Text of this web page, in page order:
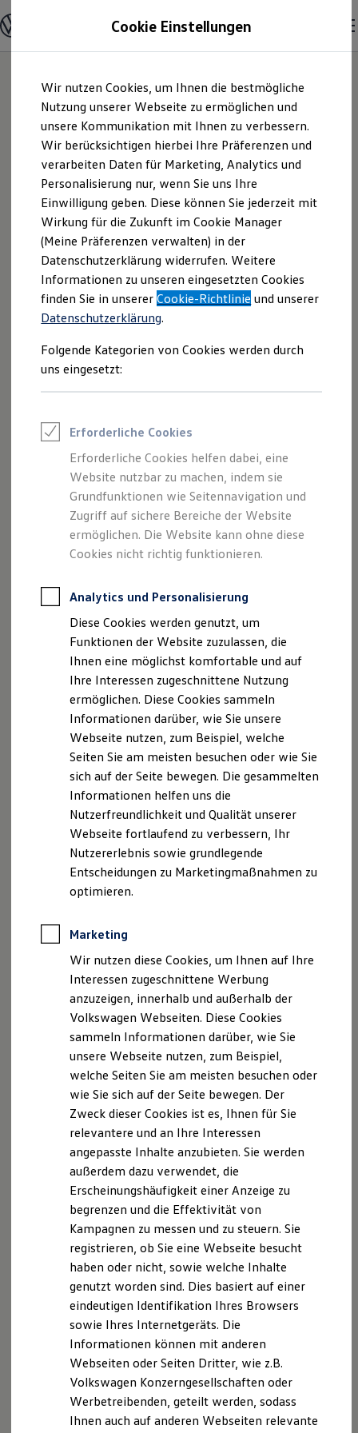
Hauptinhalt
springen
Footer
springen
Modelle & Konfigurator
Nutzfahrzeugkategorien entdecken
Modelle konfigurieren
Vorgängermodelle und Oldtimer
Vorgängermodelle
Oldtimer
Bulli Historie
Branchenlösungen & Gewerbekunden
Umbaulösungen und Hersteller finden
Auf- und Umbauten entdecken & konfigurieren
Groß- und Sonderkunden
Großkunden
Kommunen & Behörden
Journalisten
Sportvereine
Branchenlösungen
Bau & Handwerk
Gewerbliche Personenbeförderung
Service & mobile Werkstätten
Kurier, Logistik & Handel
Kühlfahrzeuge
Feuerwehr
ONE Business ID Vorteile
Fahrzeuge online kaufen
Digitaler Marktplatz
Kauf & Finanzierung
Online-Fahrzeugbewertung
Aktionen & Angebote
E-Auto-Förderung
Für Privatkunden
Für Gewerbekunden
Profi Paket
ProfiPartner für Gebrauchtwagen
Finanzierung
Für Privatkunden
Für Gewerbekunden
Leasing
Für Privatkunden
Für Gewerbekunden
Versicherungen & Garantien
Garantien
Kfz-Versicherung für Nutzfahrzeuge
Restschuldversicherung
Wartungsverträge
Besitzer & Service
Reparatur & Service
Sommer-Special
Reparatur, Pflege & Inspektion
Servicetermin anfragen
Service-Vorteile bei Volkswagen Nutzfahrzeuge
ServicePlus
Economy Service
Räder & Reifen Service
Notdienst und Pannenhilfe
Software, Konnektivität & Apps
California App
VW Connect für Ihren ID. Buzz
VW Connect für Ihren Transporter/Caravelle
VW Connect für Ihren Amarok
VW Connect für andere Modelle
Connect Pro
Fleet Interface Data
Multistop Pathfinder
Übersicht Software Updates
Digitales Bordbuch
Fahrerassistenz- und Sicherheitssysteme
Kontrollleuchten
Batterieverordnung
XTL-Dieselkraftstoff
Ersatzteile und Betriebsflüssigkeiten
Original Zubehör und Lifestyle Produkte
myVolkswagen
myVolkswagen Business
Elektrisch & Autonom
Elektro - & Hybridfahrzeuge
Unser Ansatz
Klimafreundlicher Strom
Reichweite & Ladelösungen
Reichweitensimulator
Ladezeitensimulator
Ladelösungen für Privatkunden
Ladelösungen für Gewerbekunden
Bidirektionales Laden
Förderung & Kosten der Elektrofahrzeuge
Fördermöglichkeiten für Privatkunden
Autohaus Hesse
GmbH & Co. KG |
Impressum &
Rechtliches
Hier finden Sie Informationen über die
Autohaus Hesse GmbH & Co. KG als
verantwortliche Anbieterin von Inhalten
und Angeboten, die auf dieser Webseite
Impressum
Datenschutzerklärung
Impressum
Autohaus Hesse GmbH u. Co. KG
Bremer Straße 40
27367 Sottrum
Telefonnummer: 04264/83100
Faxnummer: 04264/831040
E-Mail:info@autohaus-hesse.de
Umsatzst.-ID-Nr.: DE 812 710 700
Registergericht: Amtsgericht Walsrode, HRA 61865
Geschäftsführer: Rieke Hesse, Marc Hesse
Hinweis gemäß § 36
Verbraucherstreitbeilegungsgesetz (VSBG)
„Wir sind zur Teilnahme an einem
Streitbeilegungsverfahren vor einer
Verbraucherschlichtungsstelle weder bereit noch dazu
verpflichtet.“
Datenschutzerklärung
DATENSCHUTZERKLÄRUNG
Wir freuen uns, dass Sie unsere Webseite der
besuchen. Im Folgenden informieren wir Sie über die
Verarbeitung Ihrer personenbezogenen Daten durch
uns im Zusammenhang mit Ihrem Besuch unserer
Webseite.
A. Verantwortlicher
Kontaktdaten der verantwortlichen Stelle:
Autohaus Hesse GmbH & Co. KG
Bremer Straße 40
27367 Sottrum
Cookie Einstellungen
Wir nutzen Cookies, um Ihnen die bestmögliche
Nutzung unserer Webseite zu ermöglichen und
unsere Kommunikation mit Ihnen zu verbessern.
Wir berücksichtigen hierbei Ihre Präferenzen und
verarbeiten Daten für Marketing, Analytics und
Personalisierung nur, wenn Sie uns Ihre
Einwilligung geben. Diese können Sie jederzeit mit
Wirkung für die Zukunft im Cookie Manager
(Meine Präferenzen verwalten) in der
Datenschutzerklärung widerrufen. Weitere
Informationen zu unseren eingesetzten Cookies
finden Sie in unsererCookie-Richtlinie und unserer
Datenschutzerklärung.
Folgende Kategorien von Cookies werden durch
uns eingesetzt:
Erforderliche Cookies
Erforderliche Cookies helfen dabei, eine
Website nutzbar zu machen, indem sie
Grundfunktionen wie Seitennavigation und
Zugriff auf sichere Bereiche der Website
ermöglichen. Die Website kann ohne diese
Cookies nicht richtig funktionieren.
Analytics und Personalisierung
Diese Cookies werden genutzt, um
Funktionen der Website zuzulassen, die
Ihnen eine möglichst komfortable und auf
Ihre Interessen zugeschnittene Nutzung
ermöglichen. Diese Cookies sammeln
Informationen darüber, wie Sie unsere
Webseite nutzen, zum Beispiel, welche
Seiten Sie am meisten besuchen oder wie Sie
sich auf der Seite bewegen. Die gesammelten
Informationen helfen uns die
Nutzerfreundlichkeit und Qualität unserer
Webseite fortlaufend zu verbessern, Ihr
Nutzererlebnis sowie grundlegende
Entscheidungen zu Marketingmaßnahmen zu
optimieren.
Marketing
Wir nutzen diese Cookies, um Ihnen auf Ihre
Interessen zugeschnittene Werbung
anzuzeigen, innerhalb und außerhalb der
Volkswagen Webseiten. Diese Cookies
sammeln Informationen darüber, wie Sie
unsere Webseite nutzen, zum Beispiel,
welche Seiten Sie am meisten besuchen oder
wie Sie sich auf der Seite bewegen. Der
Zweck dieser Cookies ist es, Ihnen für Sie
relevantere und an Ihre Interessen
angepasste Inhalte anzubieten. Sie werden
außerdem dazu verwendet, die
Erscheinungshäufigkeit einer Anzeige zu
begrenzen und die Effektivität von
Kampagnen zu messen und zu steuern. Sie
registrieren, ob Sie eine Webseite besucht
haben oder nicht, sowie welche Inhalte
genutzt worden sind. Dies basiert auf einer
eindeutigen Identifikation Ihres Browsers
sowie Ihres Internetgeräts. Die
Informationen können mit anderen
Webseiten oder Seiten Dritter, wie z.B.
Volkswagen Konzerngesellschaften oder
Werbetreibenden, geteilt werden, sodass
Ihnen auch auf anderen Webseiten relevante